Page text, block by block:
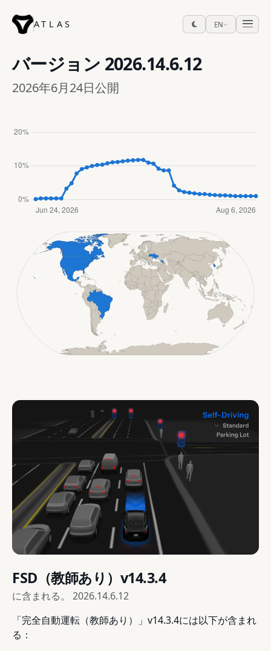
ATLAS EN
バージョン 2026.14.6.12
2026年6月24日公開
FSD（教師あり）v14.3.4
に含まれる。 2026.14.6.12
「完全自動運転（教師あり）」v14.3.4には以下が含まれ
る：